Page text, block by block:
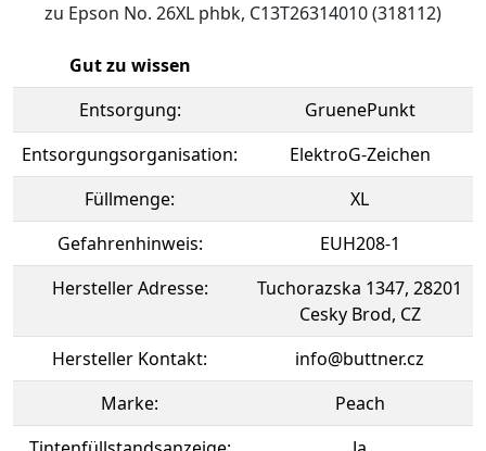
zu Epson No. 26XL phbk, C13T26314010 (318112)
Gut zu wissen
Entsorgung:
GruenePunkt
Entsorgungsorganisation:
ElektroG-Zeichen
Füllmenge:
XL
Gefahrenhinweis:
EUH208-1
Hersteller Adresse:
Tuchorazska 1347, 28201
Cesky Brod, CZ
Hersteller Kontakt:
info@buttner.cz
Marke:
Peach